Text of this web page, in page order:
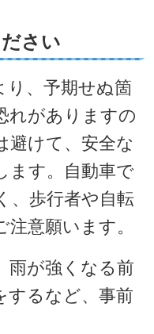
さい
、予期せぬ箇
れがありますの
避けて、安全な
す。
自動車で
、歩行者や自転
意願います。
が強くなる前
するなど、事前